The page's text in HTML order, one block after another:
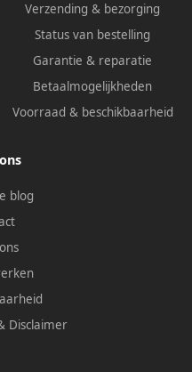
Verzending & bezorging
Status van bestelling
Garantie & reparatie
Betaalmogelijkheden
Voorraad & beschikbaarheid
blog
Disclaimer